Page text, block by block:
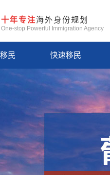
十年专注海外身份规划
One-stop Powerful Immigration Agency
民 快速移民